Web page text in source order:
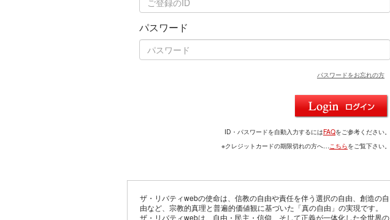
パスワード
パスワードをお忘れの方
ID・パスワードを自動入力するにはFAQをご参考ください。
※クレジットカードの期限切れの方へ…こちらをご覧下さい。
ザ・リバティwebの使命は、信教の自由や責任を伴う選択の自由、創造の自
由など、宗教的真理と普遍的価値観に基づいた「真の自由」の実現です。
ザ・リバティwebは、自由・民主・信仰、そして正義が一体化した全世界の